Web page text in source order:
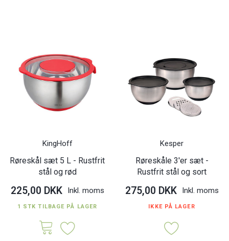
KingHoff
Røreskål sæt 5 L - Rustfrit
stål og rød
225,00 DKK Inkl. moms
1 STK TILBAGE PÅ LAGER
Kesper
Røreskåle 3'er sæt -
Rustfrit stål og sort
275,00 DKK Inkl. moms
IKKE PÅ LAGER